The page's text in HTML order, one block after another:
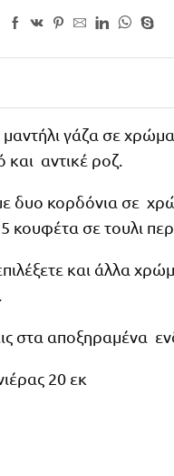
γάζα σε
αντικέ ροζ.
δυο κορδόνια σε
κουφέτα σε τουλι
και άλλα
στα αποξηραμένα
20 εκ